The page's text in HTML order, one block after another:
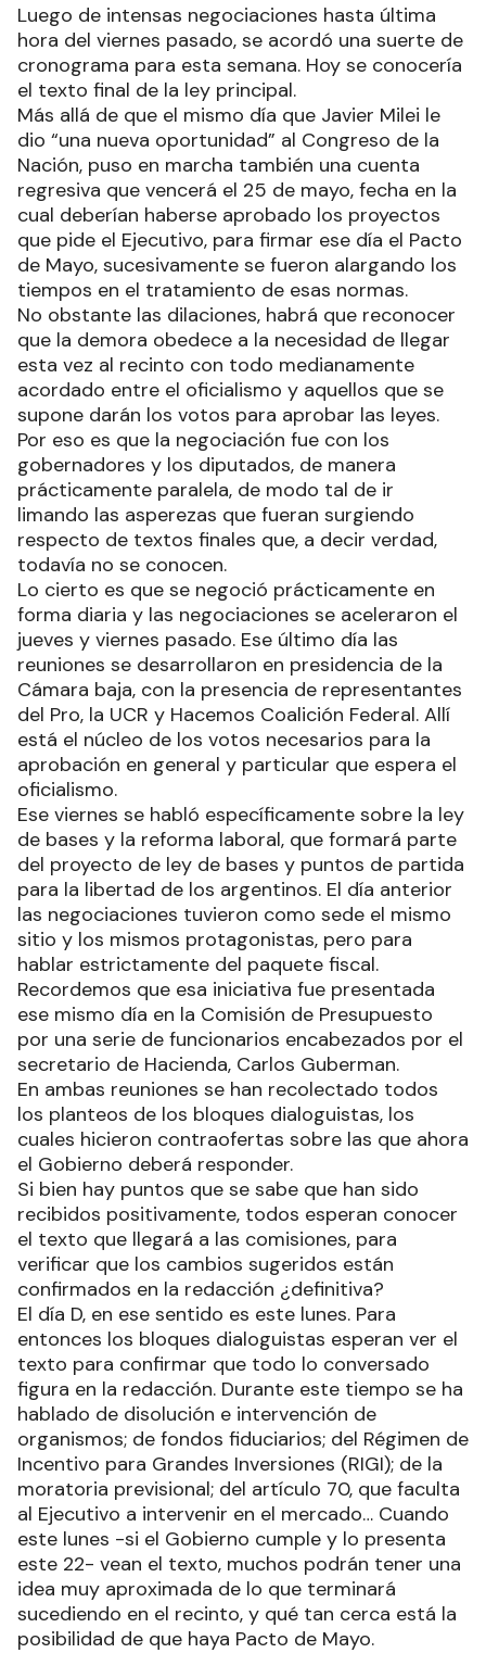
Luego de intensas negociaciones hasta última
hora del viernes pasado, se acordó una suerte de
cronograma para esta semana. Hoy se conocería
el texto final de la ley principal.
Más allá de que el mismo día que Javier Milei le
dio “una nueva oportunidad” al Congreso de la
Nación, puso en marcha también una cuenta
regresiva que vencerá el 25 de mayo, fecha en la
cual deberían haberse aprobado los proyectos
que pide el Ejecutivo, para firmar ese día el Pacto
de Mayo, sucesivamente se fueron alargando los
tiempos en el tratamiento de esas normas.
No obstante las dilaciones, habrá que reconocer
que la demora obedece a la necesidad de llegar
esta vez al recinto con todo medianamente
acordado entre el oficialismo y aquellos que se
supone darán los votos para aprobar las leyes.
Por eso es que la negociación fue con los
gobernadores y los diputados, de manera
prácticamente paralela, de modo tal de ir
limando las asperezas que fueran surgiendo
respecto de textos finales que, a decir verdad,
todavía no se conocen.
Lo cierto es que se negoció prácticamente en
forma diaria y las negociaciones se aceleraron el
jueves y viernes pasado. Ese último día las
reuniones se desarrollaron en presidencia de la
Cámara baja, con la presencia de representantes
del Pro, la UCR y Hacemos Coalición Federal. Allí
está el núcleo de los votos necesarios para la
aprobación en general y particular que espera el
oficialismo.
Ese viernes se habló específicamente sobre la ley
de bases y la reforma laboral, que formará parte
del proyecto de ley de bases y puntos de partida
para la libertad de los argentinos. El día anterior
las negociaciones tuvieron como sede el mismo
sitio y los mismos protagonistas, pero para
hablar estrictamente del paquete fiscal.
Recordemos que esa iniciativa fue presentada
ese mismo día en la Comisión de Presupuesto
por una serie de funcionarios encabezados por el
secretario de Hacienda, Carlos Guberman.
En ambas reuniones se han recolectado todos
los planteos de los bloques dialoguistas, los
cuales hicieron contraofertas sobre las que ahora
el Gobierno deberá responder.
Si bien hay puntos que se sabe que han sido
recibidos positivamente, todos esperan conocer
el texto que llegará a las comisiones, para
verificar que los cambios sugeridos están
confirmados en la redacción ¿definitiva?
El día D, en ese sentido es este lunes. Para
entonces los bloques dialoguistas esperan ver el
texto para confirmar que todo lo conversado
figura en la redacción. Durante este tiempo se ha
hablado de disolución e intervención de
organismos; de fondos fiduciarios; del Régimen de
Incentivo para Grandes Inversiones (RIGI); de la
moratoria previsional; del artículo 70, que faculta
al Ejecutivo a intervenir en el mercado… Cuando
este lunes -si el Gobierno cumple y lo presenta
este 22- vean el texto, muchos podrán tener una
idea muy aproximada de lo que terminará
sucediendo en el recinto, y qué tan cerca está la
posibilidad de que haya Pacto de Mayo.